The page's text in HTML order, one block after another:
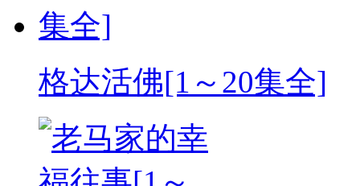
格达活佛[1～20集全]